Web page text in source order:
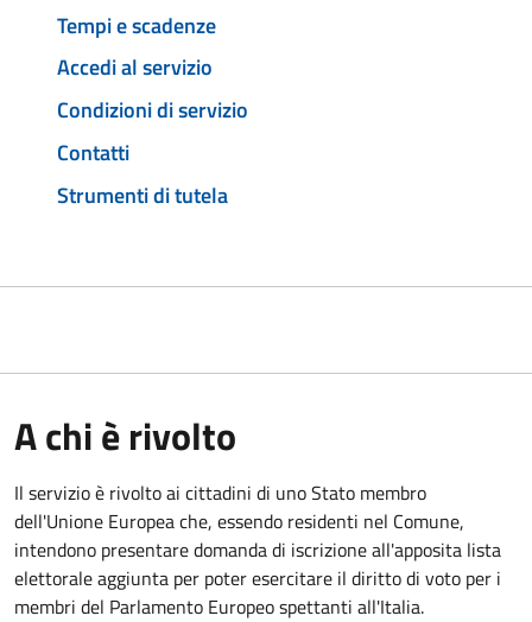
Tempi e scadenze
Accedi al servizio
Condizioni di servizio
Contatti
Strumenti di tutela
A chi è rivolto
Il servizio è rivolto ai cittadini di uno Stato membro
dell'Unione Europea che, essendo residenti nel Comune,
intendono presentare domanda di iscrizione all'apposita lista
elettorale aggiunta per poter esercitare il diritto di voto per i
membri del Parlamento Europeo spettanti all'Italia.